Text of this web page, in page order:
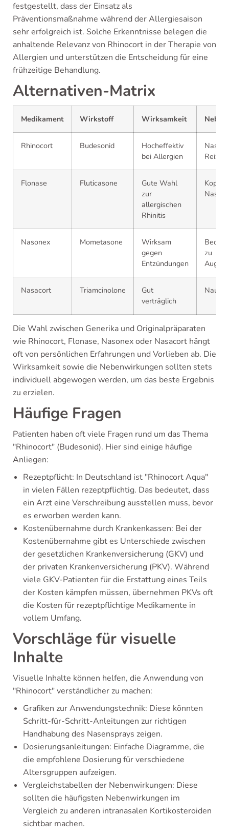
festgestellt, dass der Einsatz als
Präventionsmaßnahme während der Allergiesaison
sehr erfolgreich ist. Solche Erkenntnisse belegen die
anhaltende Relevanz von Rhinocort in der Therapie von
Allergien und unterstützen die Entscheidung für eine
frühzeitige Behandlung.
Alternativen-Matrix
Medikament Wirkstoff Wirksamkeit
Rhinocort Budesonid
Hocheffektiv
bei Allergien
Flonase Fluticasone
Gute Wahl
zur
allergischen
Rhinitis
Nasonex Mometasone
Wirksam
gegen
Entzündungen
zu
Nasacort Triamcinolone
Gut
verträglich
Die Wahl zwischen Generika und Originalpräparaten
wie Rhinocort, Flonase, Nasonex oder Nasacort hängt
oft von persönlichen Erfahrungen und Vorlieben ab. Die
Wirksamkeit sowie die Nebenwirkungen sollten stets
individuell abgewogen werden, um das beste Ergebnis
zu erzielen.
Häufige Fragen
Patienten haben oft viele Fragen rund um das Thema
"Rhinocort" (Budesonid). Hier sind einige häufige
Anliegen:
Rezeptpflicht: In Deutschland ist "Rhinocort Aqua"
in vielen Fällen rezeptpflichtig. Das bedeutet, dass
ein Arzt eine Verschreibung ausstellen muss, bevor
es erworben werden kann.
Kostenübernahme durch Krankenkassen: Bei der
Kostenübernahme gibt es Unterschiede zwischen
der gesetzlichen Krankenversicherung (GKV) und
der privaten Krankenversicherung (PKV). Während
viele GKV-Patienten für die Erstattung eines Teils
der Kosten kämpfen müssen, übernehmen PKVs oft
die Kosten für rezeptpflichtige Medikamente in
vollem Umfang.
Vorschläge für visuelle
Inhalte
Visuelle Inhalte können helfen, die Anwendung von
"Rhinocort" verständlicher zu machen:
Grafiken zur Anwendungstechnik: Diese könnten
Schritt-für-Schritt-Anleitungen zur richtigen
Handhabung des Nasensprays zeigen.
Dosierungsanleitungen: Einfache Diagramme, die
die empfohlene Dosierung für verschiedene
Altersgruppen aufzeigen.
Vergleichstabellen der Nebenwirkungen: Diese
sollten die häufigsten Nebenwirkungen im
Vergleich zu anderen intranasalen Kortikosteroiden
sichtbar machen.